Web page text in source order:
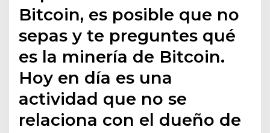
Bitcoin, es posible que no
sepas y te preguntes qué
es la minería de Bitcoin.
Hoy en día es una
actividad que no se
relaciona con el dueño de